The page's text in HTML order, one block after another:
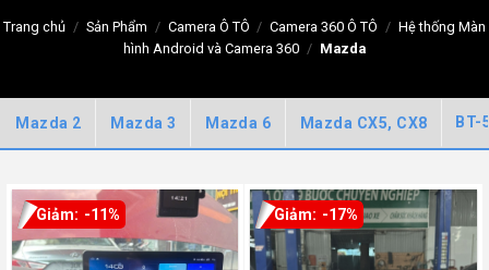
Trang chủ / Sản Phẩm / Camera Ô TÔ / Camera 360 Ô TÔ / Hệ thống Màn
hình Android và Camera 360 / Mazda
Mazda 2 Mazda 3 Mazda 6 Mazda CX5, CX8 BT-
-11% -17%